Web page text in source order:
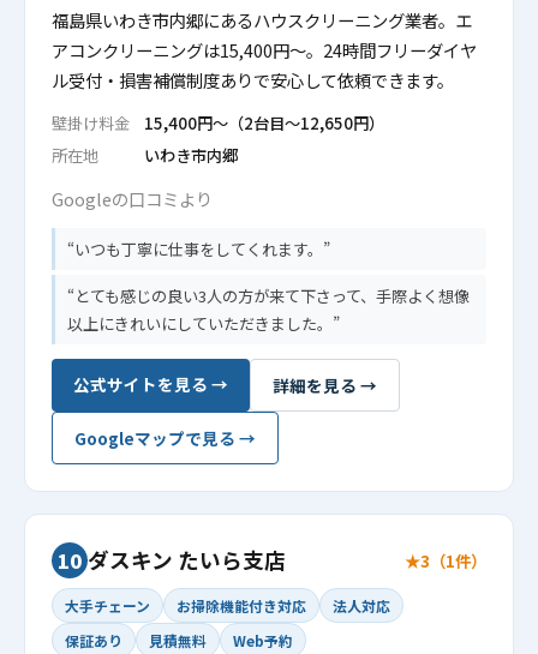
福島県いわき市内郷にあるハウスクリーニング業者。エ
アコンクリーニングは15,400円〜。24時間フリーダイヤ
ル受付・損害補償制度ありで安心して依頼できます。
壁掛け料金
15,400円〜（2台目〜12,650円）
所在地
いわき市内郷
Googleの口コミより
いつも丁寧に仕事をしてくれます。
とても感じの良い3人の方が来て下さって、手際よく想像
以上にきれいにしていただきました。
公式サイトを見る → 詳細を見る →
Googleマップで見る →
10 ダスキン たいら支店 ★3（1件）
大手チェーン お掃除機能付き対応
法人対応
保証あり
見積無料 Web予約